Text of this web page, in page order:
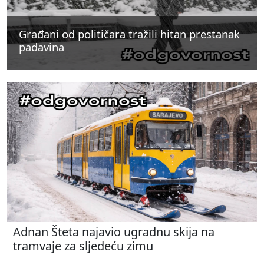
Građani od političara tražili hitan prestanak
padavina
Građani od političara tražili hitan prestanak
padavina
Građani od političara tražili hitan prestanak
padavina
Adnan Šteta najavio ugradnu skija na
tramvaje za sljedeću zimu